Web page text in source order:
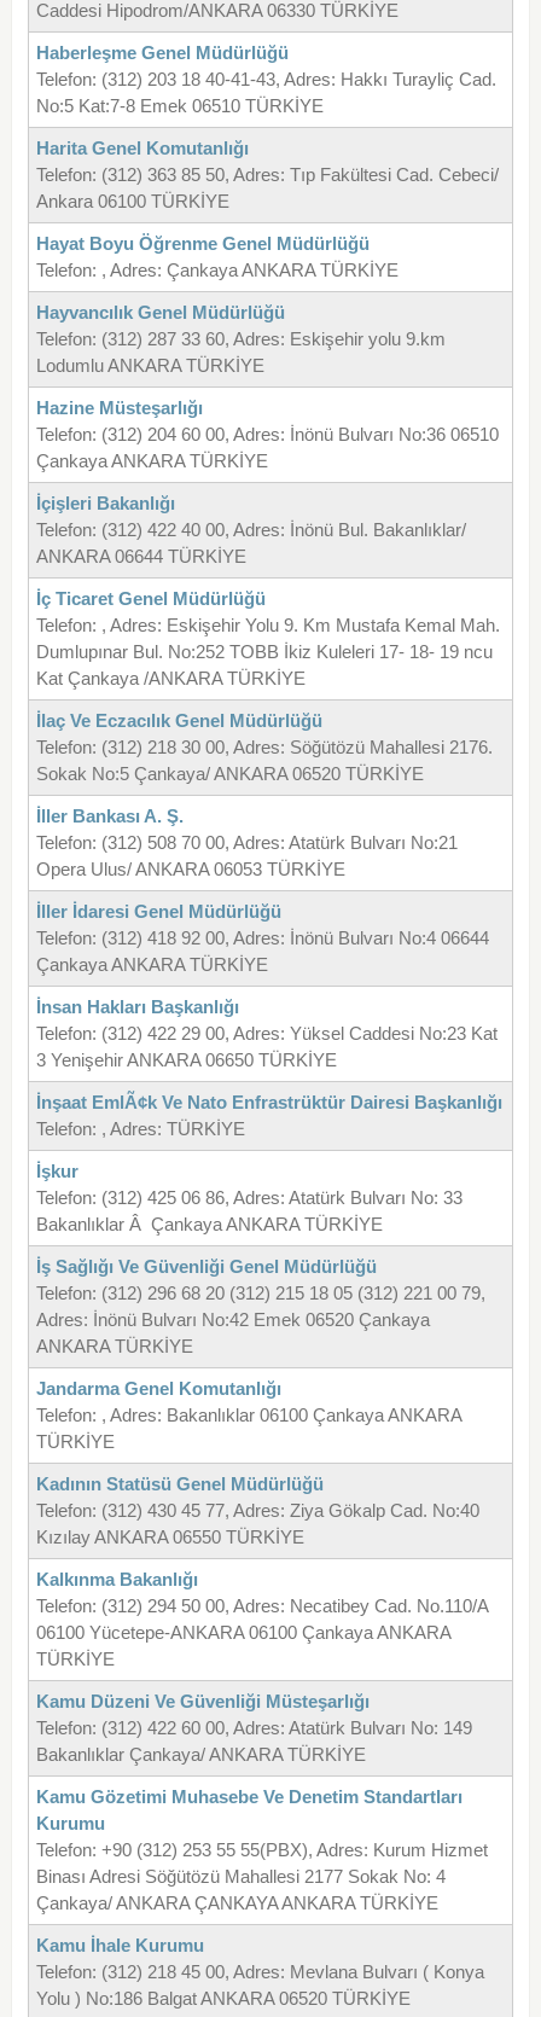
Caddesi Hipodrom/ANKARA 06330 TÜRKİYE
Haberleşme Genel Müdürlüğü
Telefon: (312) 203 18 40-41-43, Adres: Hakkı Turayliç Cad.
No:5 Kat:7-8 Emek 06510 TÜRKİYE
Harita Genel Komutanlığı
Telefon: (312) 363 85 50, Adres: Tıp Fakültesi Cad. Cebeci/
Ankara 06100 TÜRKİYE
Hayat Boyu Öğrenme Genel Müdürlüğü
Telefon: , Adres: Çankaya ANKARA TÜRKİYE
Hayvancılık Genel Müdürlüğü
Telefon: (312) 287 33 60, Adres: Eskişehir yolu 9.km
Lodumlu ANKARA TÜRKİYE
Hazine Müsteşarlığı
Telefon: (312) 204 60 00, Adres: İnönü Bulvarı No:36 06510
Çankaya ANKARA TÜRKİYE
İçişleri Bakanlığı
Telefon: (312) 422 40 00, Adres: İnönü Bul. Bakanlıklar/
ANKARA 06644 TÜRKİYE
İç Ticaret Genel Müdürlüğü
Telefon: , Adres: Eskişehir Yolu 9. Km Mustafa Kemal Mah.
Dumlupınar Bul. No:252 TOBB İkiz Kuleleri 17- 18- 19 ncu
Kat Çankaya /ANKARA TÜRKİYE
İlaç Ve Eczacılık Genel Müdürlüğü
Telefon: (312) 218 30 00, Adres: Söğütözü Mahallesi 2176.
Sokak No:5 Çankaya/ ANKARA 06520 TÜRKİYE
İller Bankası A. Ş.
Telefon: (312) 508 70 00, Adres: Atatürk Bulvarı No:21
Opera Ulus/ ANKARA 06053 TÜRKİYE
İller İdaresi Genel Müdürlüğü
Telefon: (312) 418 92 00, Adres: İnönü Bulvarı No:4 06644
Çankaya ANKARA TÜRKİYE
İnsan Hakları Başkanlığı
Telefon: (312) 422 29 00, Adres: Yüksel Caddesi No:23 Kat
3 Yenişehir ANKARA 06650 TÜRKİYE
İnşaat EmlÃ¢k Ve Nato Enfrastrüktür Dairesi Başkanlığı
Telefon: , Adres: TÜRKİYE
İşkur
Telefon: (312) 425 06 86, Adres: Atatürk Bulvarı No: 33
Bakanlıklar Â Çankaya ANKARA TÜRKİYE
İş Sağlığı Ve Güvenliği Genel Müdürlüğü
Telefon: (312) 296 68 20 (312) 215 18 05 (312) 221 00 79,
Adres: İnönü Bulvarı No:42 Emek 06520 Çankaya
ANKARA TÜRKİYE
Jandarma Genel Komutanlığı
Telefon: , Adres: Bakanlıklar 06100 Çankaya ANKARA
TÜRKİYE
Kadının Statüsü Genel Müdürlüğü
Telefon: (312) 430 45 77, Adres: Ziya Gökalp Cad. No:40
Kızılay ANKARA 06550 TÜRKİYE
Kalkınma Bakanlığı
Telefon: (312) 294 50 00, Adres: Necatibey Cad. No.110/A
06100 Yücetepe-ANKARA 06100 Çankaya ANKARA
TÜRKİYE
Kamu Düzeni Ve Güvenliği Müsteşarlığı
Telefon: (312) 422 60 00, Adres: Atatürk Bulvarı No: 149
Bakanlıklar Çankaya/ ANKARA TÜRKİYE
Kamu Gözetimi Muhasebe Ve Denetim Standartları
Kurumu
Telefon: +90 (312) 253 55 55(PBX), Adres: Kurum Hizmet
Binası Adresi Söğütözü Mahallesi 2177 Sokak No: 4
Çankaya/ ANKARA ÇANKAYA ANKARA TÜRKİYE
Kamu İhale Kurumu
Telefon: (312) 218 45 00, Adres: Mevlana Bulvarı ( Konya
Yolu ) No:186 Balgat ANKARA 06520 TÜRKİYE